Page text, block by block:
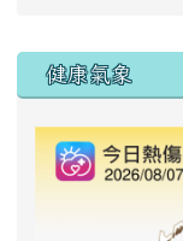
右邊區域內容
健康氣象